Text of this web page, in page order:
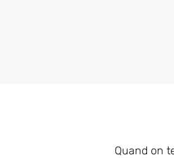
Quand on